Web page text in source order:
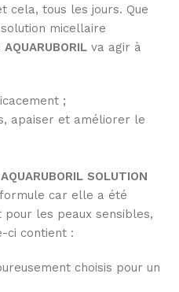
cela, tous les jours. Que
micellaire
AQUARUBORIL va agir à
;
apaiser et améliorer le
SOLUTION
car elle a été
les peaux sensibles,
ci contient :
choisis pour un